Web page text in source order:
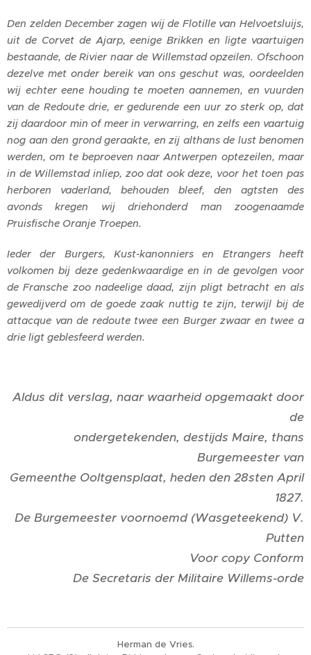
Den zelden December zagen wij de Flotille van Helvoetsluijs,
uit de Corvet de Ajarp, eenige Brikken en ligte vaartuigen
bestaande, de Rivier naar de Willemstad opzeilen. Ofschoon
dezelve met onder bereik van ons geschut was, oordeelden
wij echter eene houding te moeten aannemen, en vuurden
van de Redoute drie, er gedurende een uur zo sterk op, dat
zij daardoor min of meer in verwarring, en zelfs een vaartuig
nog aan den grond geraakte, en zij althans de lust benomen
werden, om te beproeven naar Antwerpen optezeilen, maar
in de Willemstad inliep, zoo dat ook deze, voor het toen pas
herboren vaderland, behouden bleef, den agtsten des
avonds kregen wij driehonderd man zoogenaamde
Pruisfische Oranje Troepen.
Ieder der Burgers, Kust-kanonniers en Etrangers heeft
volkomen bij deze gedenkwaardige en in de gevolgen voor
de Fransche zoo nadeelige daad, zijn pligt betracht en als
gewedijverd om de goede zaak nuttig te zijn, terwijl bij de
attacque van de redoute twee een Burger zwaar en twee a
drie ligt geblesfeerd werden.
Aldus dit verslag, naar waarheid opgemaakt door
de
ondergetekenden, destijds Maire, thans
Burgemeester van
Gemeenthe Ooltgensplaat, heden den 28sten April
1827.
De Burgemeester voornoemd (Wasgeteekend) V.
Putten
Voor copy Conform
De Secretaris der Militaire Willems-orde
Herman de Vries.